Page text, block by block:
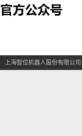
上海智位机器人股份有限公司